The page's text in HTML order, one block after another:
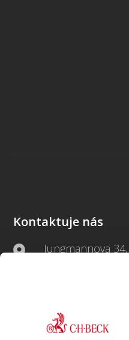
Kontaktuje nás
Jungmannova
beck-